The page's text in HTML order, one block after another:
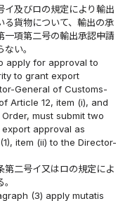
イ及びロの規定により輸出
る貨物について、輸出の承
一項第二号の輸出承認申請
い。
apply for approval to
to grant export
General of Customs-
Article 12, item (i), and
must submit two
approval as
item (ii) to the Director-
第二号イ又はロの規定によ
(3) apply mutatis